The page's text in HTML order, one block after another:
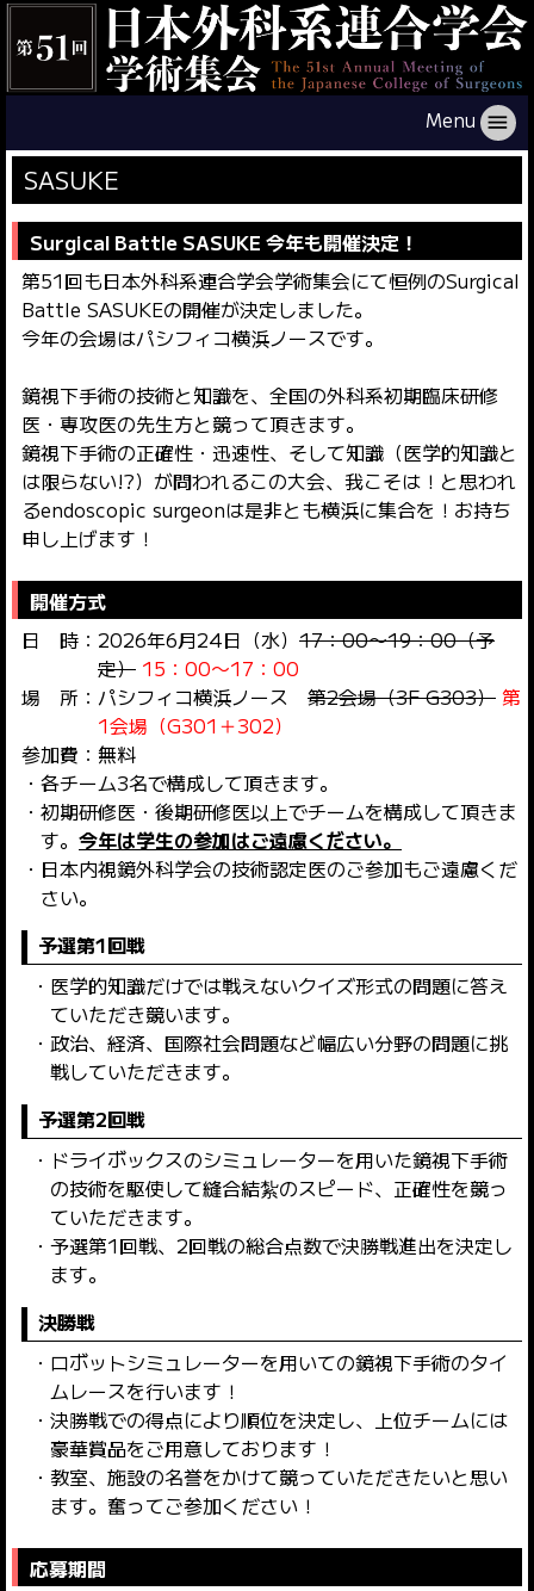
Menu menu
SASUKE
Surgical Battle SASUKE 今年も開催決定！
第51回も日本外科系連合学会学術集会にて恒例のSurgical
Battle SASUKEの開催が決定しました。
今年の会場はパシフィコ横浜ノースです。
鏡視下手術の技術と知識を、全国の外科系初期臨床研修
医・専攻医の先生方と競って頂きます。
鏡視下手術の正確性・迅速性、そして知識（医学的知識と
は限らない!?）が問われるこの大会、我こそは！と思われ
るendoscopic surgeonは是非とも横浜に集合を！お持ち
申し上げます！
開催方式
日 時：2026年6月24日（水） 17：00～19：00（予
定） 15：00〜17：00
場 所：パシフィコ横浜ノース 第2会場（3F G303） 第
1会場（G301＋302）
参加費：無料
各チーム3名で構成して頂きます。
初期研修医・後期研修医以上でチームを構成して頂きま
す。 今年は学生の参加はご遠慮ください。
日本内視鏡外科学会の技術認定医のご参加もご遠慮くだ
さい。
予選第1回戦
医学的知識だけでは戦えないクイズ形式の問題に答え
ていただき競います。
政治、経済、国際社会問題など幅広い分野の問題に挑
戦していただきます。
予選第2回戦
ドライボックスのシミュレーターを用いた鏡視下手術
の技術を駆使して縫合結紮のスピード、正確性を競っ
ていただきます。
予選第1回戦、2回戦の総合点数で決勝戦進出を決定し
ます。
決勝戦
ロボットシミュレーターを用いての鏡視下手術のタイ
ムレースを行います！
決勝戦での得点により順位を決定し、上位チームには
豪華賞品をご用意しております！
教室、施設の名誉をかけて競っていただきたいと思い
ます。奮ってご参加ください！
応募期間